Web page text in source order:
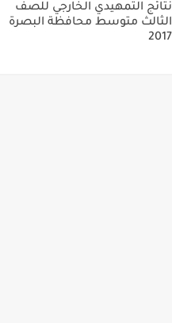
نتائج التمهيدي الخارجي للصف
الثالث متوسط محافظة البصرة
2017